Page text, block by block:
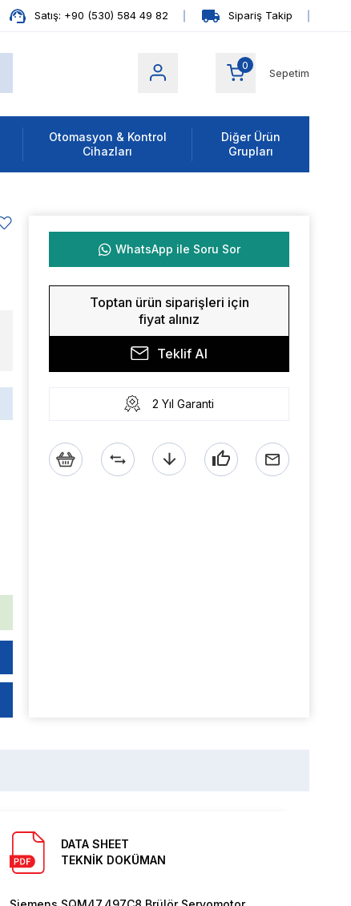
Satış: +90 (530) 584 49 82 Sipariş Takip
Sepetim
0
Otomasyon & Kontrol
Cihazları
Diğer Ürün
Grupları
WhatsApp ile Soru Sor
Toptan ürün siparişleri için
fiyat alınız
Teklif Al
2 Yıl Garanti
DATA SHEET
TEKNİK DOKÜMAN